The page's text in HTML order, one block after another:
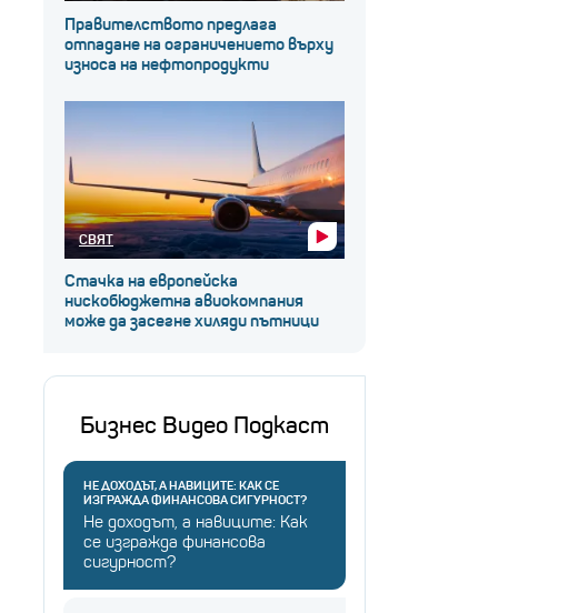
Правителството предлага
отпадане на ограничението върху
износа на нефтопродукти
СВЯТ
Стачка на европейска
нискобюджетна авиокомпания
може да засегне хиляди пътници
Бизнес Видео Подкаст
НЕ ДОХОДЪТ, А НАВИЦИТЕ: КАК СЕ
ИЗГРАЖДА ФИНАНСОВА СИГУРНОСТ?
Не доходът, а навиците: Как
се изгражда финансова
сигурност?